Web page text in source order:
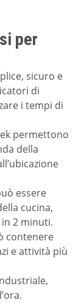
per
sicuro e
di
i tempi di
permettono
della
essere
cucina,
2 minuti.
contenere
e attività più